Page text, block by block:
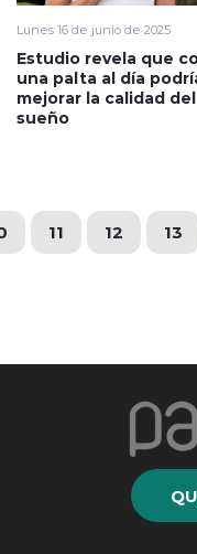
Lunes 16 de junio de 2025
Estudio revela que
una palta al día
mejorar la calidad del
sueño
11 12 13